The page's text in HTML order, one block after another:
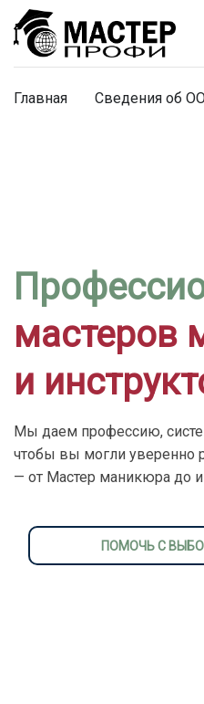
Главная Сведения об
мастеров
и
Мы даем профессию,
чтобы вы могли уверенно
— от Мастер маникюра до
ПОМОЧЬ С